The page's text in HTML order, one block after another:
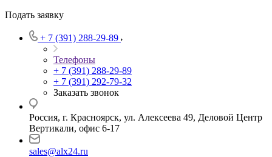
Подать заявку
+ 7 (391) 288-29-89
Телефоны
+ 7 (391) 288-29-89
+ 7 (391) 292-79-32
Заказать звонок
Россия, г. Красноярск, ул. Алексеева 49, Деловой Центр
Вертикали, офис 6-17
sales@alx24.ru